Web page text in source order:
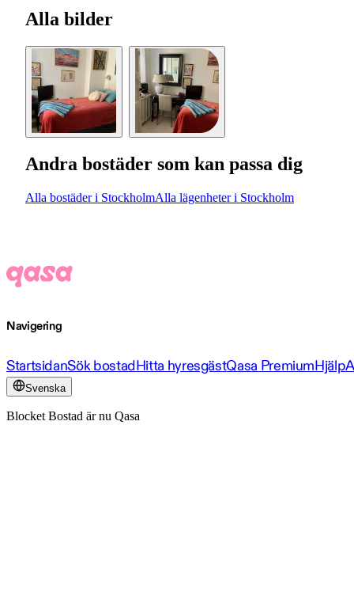
Alla bilder
Andra bostäder som kan passa dig
Alla bostäder i StockholmAlla lägenheter i Stockholm
Navigering
StartsidanSök bostadHitta hyresgästQasa PremiumHjälp
Svenska
Blocket Bostad är nu Qasa